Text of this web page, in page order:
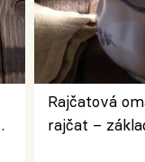
Rajčatová
rajčat –